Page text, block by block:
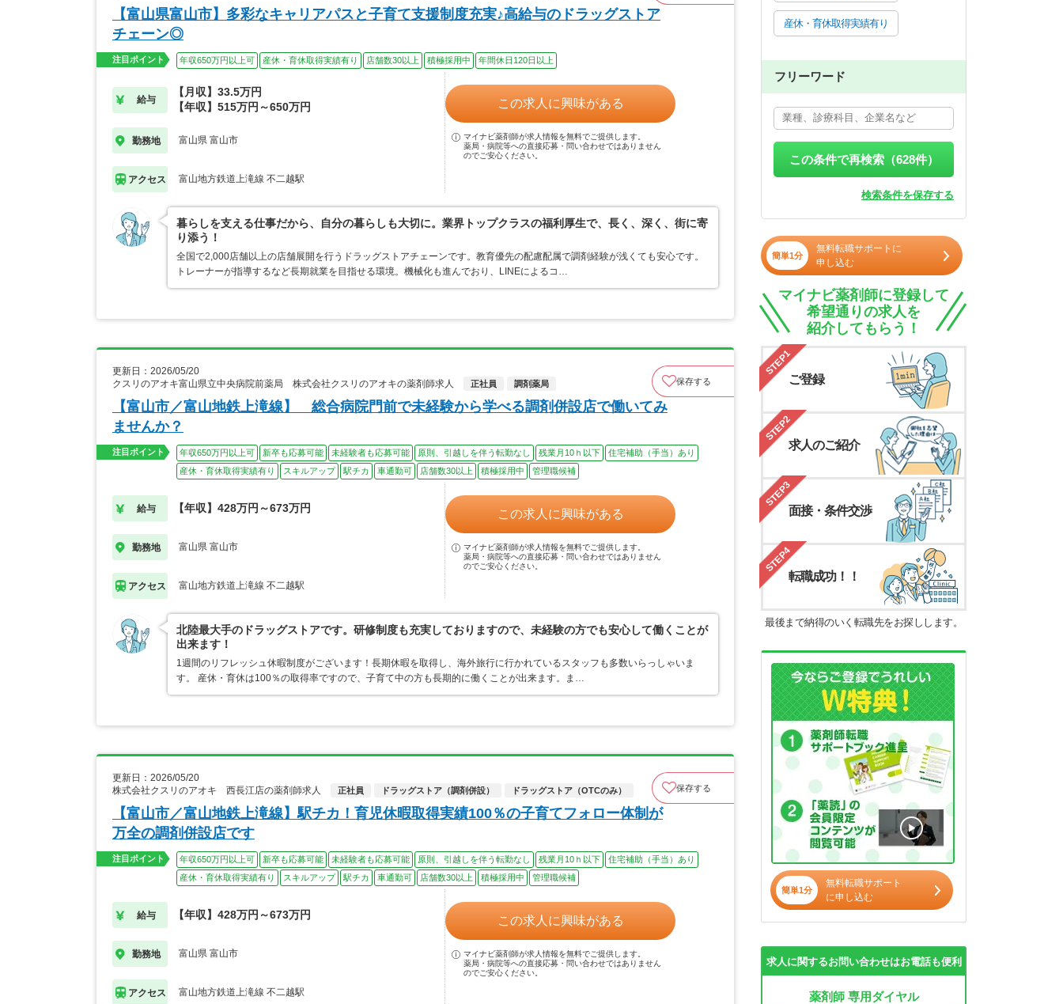
【富山県富山市】多彩なキャリアパスと子育て支援制度充実♪高給与のドラッグストア
チェーン◎
注目ポイント 年収650万円以上可 産休・育休取得実績有り 店舗数30以上 積極採用中 年間休日120日以上
給与
【月収】33.5万円
【年収】515万円～650万円
勤務地 富山県 富山市
アクセス 富山地方鉄道上滝線 不二越駅
この求人に興味がある
マイナビ薬剤師が求人情報を無料でご提供します。
薬局・病院等への直接応募・問い合わせではありません
のでご安心ください。
暮らしを支える仕事だから、自分の暮らしも大切に。業界トップクラスの福利厚生で、長く、深く、街に寄
り添う！
全国で2,000店舗以上の店舗展開を行うドラッグストアチェーンです。教育優先の配慮配属で調剤経験が浅くても安心です。
トレーナーが指導するなど長期就業を目指せる環境。機械化も進んでおり、LINEによるコ…
更新日：2026/05/20
クスリのアオキ富山県立中央病院前薬局 株式会社クスリのアオキの薬剤師求人
正社員 調剤薬局 保存する
【富山市／富山地鉄上滝線】 総合病院門前で未経験から学べる調剤併設店で働いてみ
ませんか？
注目ポイント 年収650万円以上可 新卒も応募可能 未経験者も応募可能 原則、引越しを伴う転勤なし 残業月10ｈ以下
住宅補助（手当）あり
産休・育休取得実績有り
スキルアップ 駅チカ 車通勤可 店舗数30以上 積極採用中 管理職候補
給与 【年収】428万円～673万円
勤務地 富山県 富山市
アクセス 富山地方鉄道上滝線 不二越駅
この求人に興味がある
マイナビ薬剤師が求人情報を無料でご提供します。
薬局・病院等への直接応募・問い合わせではありません
のでご安心ください。
北陸最大手のドラッグストアです。研修制度も充実しておりますので、未経験の方でも安心して働くことが
出来ます！
1週間のリフレッシュ休暇制度がございます！長期休暇を取得し、海外旅行に行かれているスタッフも多数いらっしゃいま
す。 産休・育休は100％の取得率ですので、子育て中の方も長期的に働くことが出来ます。ま…
更新日：2026/05/20
株式会社クスリのアオキ 西長江店の薬剤師求人
正社員 ドラッグストア（調剤併設） ドラッグストア（OTCのみ） 保存する
【富山市／富山地鉄上滝線】駅チカ！育児休暇取得実績100％の子育てフォロー体制が
万全の調剤併設店です
注目ポイント 年収650万円以上可 新卒も応募可能 未経験者も応募可能 原則、引越しを伴う転勤なし 残業月10ｈ以下
住宅補助（手当）あり
産休・育休取得実績有り
スキルアップ 駅チカ 車通勤可 店舗数30以上 積極採用中 管理職候補
給与 【年収】428万円～673万円
勤務地 富山県 富山市
アクセス 富山地方鉄道上滝線 不二越駅
この求人に興味がある
マイナビ薬剤師が求人情報を無料でご提供します。
薬局・病院等への直接応募・問い合わせではありません
のでご安心ください。
産休・育休取得実績有り
フリーワード
この条件で再検索（628件）
検索条件を保存する
簡単1分
無料転職サポートに
申し込む
マイナビ薬剤師に登録して
希望通りの求人を
紹介してもらう！
STEP1
ご登録
STEP2
求人のご紹介
STEP3
面接・条件交渉
STEP4
転職成功！！
最後まで納得のいく転職先をお探しします。
簡単1分
無料転職サポート
に申し込む
求人に関するお問い合わせはお電話も便利
薬剤師 専用ダイヤル